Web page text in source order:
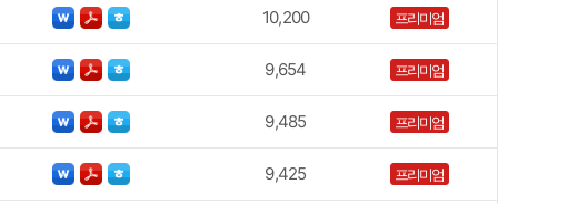
10,200 프리미엄
9,654 프리미엄
9,485 프리미엄
9,425 프리미엄